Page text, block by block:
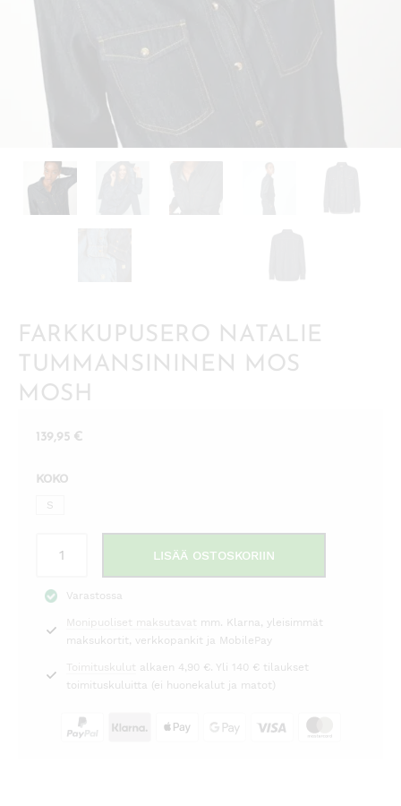
FARKKUPUSERO NATALIE
TUMMANSININEN MOS
MOSH
139,95 €
KOKO
S
Natalie
Mos
Mosh
määrä
LISÄÄ OSTOSKORIIN
Varastossa
Monipuoliset maksutavat mm. Klarna, yleisimmät
maksukortit, verkkopankit ja MobilePay
Toimituskulut alkaen 4,90 €. Yli 140 € tilaukset
toimituskuluitta (ei huonekalut ja matot)